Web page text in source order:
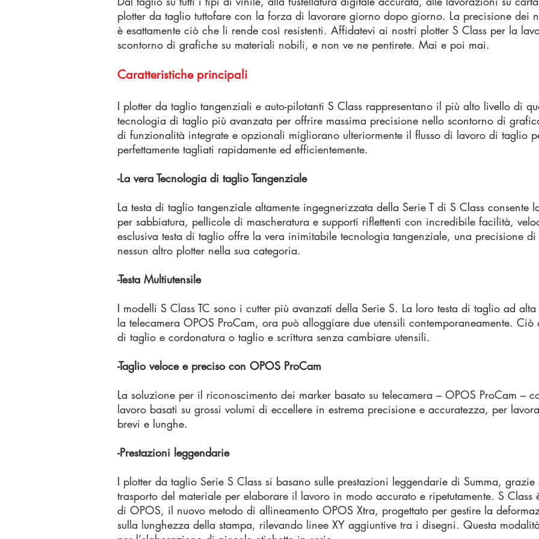
plotter da taglio tuttofare con la forza di lavorare giorno dopo giorno. La precisione dei
è esattamente ciò che li rende così resistenti. Affidatevi ai nostri plotter S Class per la
scontorno di grafiche su materiali nobili, e non ve ne pentirete. Mai e poi mai.
Caratteristiche principali
I plotter da taglio tangenziali e auto-pilotanti S Class rappresentano il più alto livello di
tecnologia di taglio più avanzata per offrire massima precisione nello scontorno di
di funzionalità integrate e opzionali migliorano ulteriormente il flusso di lavoro di taglio
perfettamente tagliati rapidamente ed efficientemente.
-La vera Tecnologia di taglio Tangenziale
La testa di taglio tangenziale altamente ingegnerizzata della Serie T di S Class consente
per sabbiatura, pellicole di mascheratura e supporti riflettenti con incredibile facilità,
esclusiva testa di taglio offre la vera inimitabile tecnologia tangenziale, una precisione
nessun altro plotter nella sua categoria.
-Testa Multiutensile
I modelli S Class TC sono i cutter più avanzati della Serie S. La loro testa di taglio ad
la telecamera OPOS ProCam, ora può alloggiare due utensili contemporaneamente.
di taglio e cordonatura o taglio e scrittura senza cambiare utensili.
-Taglio veloce e preciso con OPOS ProCam
La soluzione per il riconoscimento dei marker basato su telecamera – OPOS ProCam –
lavoro basati su grossi volumi di eccellere in estrema precisione e accuratezza, per
brevi e lunghe.
-Prestazioni leggendarie
I plotter da taglio Serie S Class si basano sulle prestazioni leggendarie di Summa,
trasporto del materiale per elaborare il lavoro in modo accurato e ripetutamente. S Class
di OPOS, il nuovo metodo di allineamento OPOS Xtra, progettato per gestire la
sulla lunghezza della stampa, rilevando linee XY aggiuntive tra i disegni. Questa